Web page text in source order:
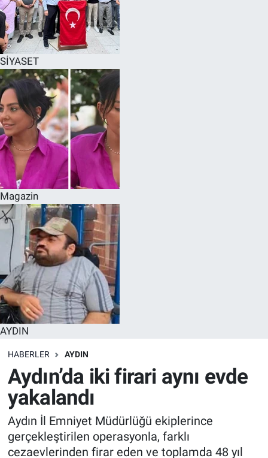
SİYASET
Magazin
AYDIN
HABERLER AYDIN
Aydın’da iki firari aynı evde
yakalandı
Aydın İl Emniyet Müdürlüğü ekiplerince
gerçekleştirilen operasyonla, farklı
cezaevlerinden firar eden ve toplamda 48 yıl